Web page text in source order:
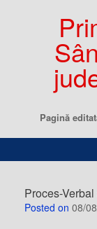
Pagină
Proces-
Posted on 08/